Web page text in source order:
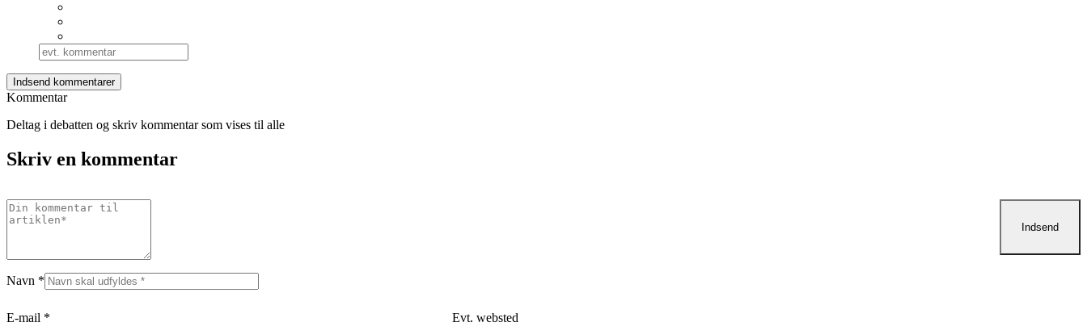
Kommentar
Deltag i debatten og skriv kommentar som vises til alle
Skriv en kommentar
Navn *
E-mail * Evt. websted